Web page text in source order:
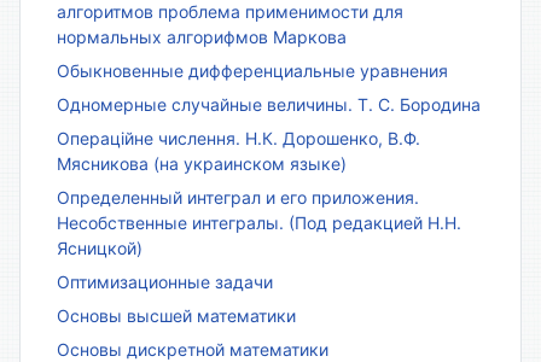
алгоритмов проблема применимости для
нормальных алгорифмов Маркова
Обыкновенные дифференциальные уравнения
Одномерные случайные величины. Т. С. Бородина
Операційне числення. Н.К. Дорошенко, В.Ф.
Мясникова (на украинском языке)
Определенный интеграл и его приложения.
Несобственные интегралы. (Под редакцией Н.Н.
Ясницкой)
Оптимизационные задачи
Основы высшей математики
Основы дискретной математики